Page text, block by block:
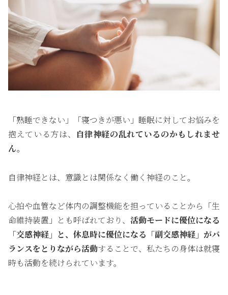
「熟睡できない」「寝つきが悪い」睡眠に対してお悩みを
抱えている方は、
自律神経の乱れているのかもしれませ
ん。
自律神経とは、意識とは関係なく働く神経のこと。
心拍や血管など体内の調整機能を担っていることから「生
命維持装置」とも呼ばれており、 活動モードに優位になる
「交感神経」と、休息時に優位になる「副交感神経」がバ
ランスをとりながら活動することで、私たちの身体は就寝
時も活動を続けられています。